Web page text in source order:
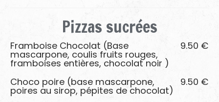
Pizzas sucrées
Framboise Chocolat (Base
mascarpone, coulis fruits rouges,
framboises entières, chocolat noir )
9.50 €
Choco poire (base mascarpone,
poires au sirop, pépites de chocolat)
9.50 €